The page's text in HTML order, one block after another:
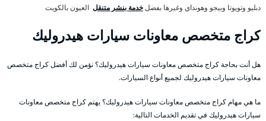
دبليو وتويوتا وبيجو وهونداي وغيرها بفضلخدمة بنشر متنقل العيون بالكويت
كراج متخصص معاونات سيارات هيدروليك
هل أنت بحاجة كراج متخصص معاونات سيارات هيدروليك؟ نؤمن لك أفضل كراج متخصص
معاونات سيارات هيدروليك لجميع أنواع السيارات.
ما هي مهام كراج متخصص معاونات سيارات هيدروليك؟ يهتم كراج متخصص معاونات
سيارات هيدروليك في تقديم الخدمات التالية: